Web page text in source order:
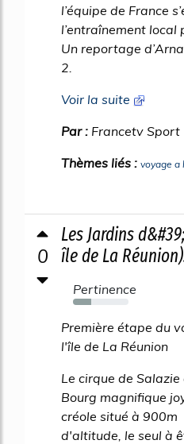
l’équipe de France
l’entraînement local
Un reportage
2.
Voir la suite
Par : Francetv Sport
Thèmes liés : voyage a
0
Les Jardins
île de La
Pertinence
33%
Première étape du
l'île de La Réunion
Le cirque de
Bourg magnifique
créole situé à 900m
d'altitude, le seul à